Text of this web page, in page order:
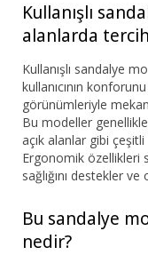
Kullanışlı
alanlarda
Kullanışlı sandalye
kullanıcının
görünümleriyle
Bu modeller
açık alanlar gibi
Ergonomik özellikleri
sağlığını destekler
Bu sandalye
nedir?